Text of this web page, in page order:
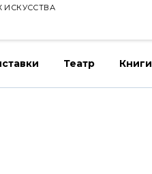
ИСКУССТВА
Театр Книги